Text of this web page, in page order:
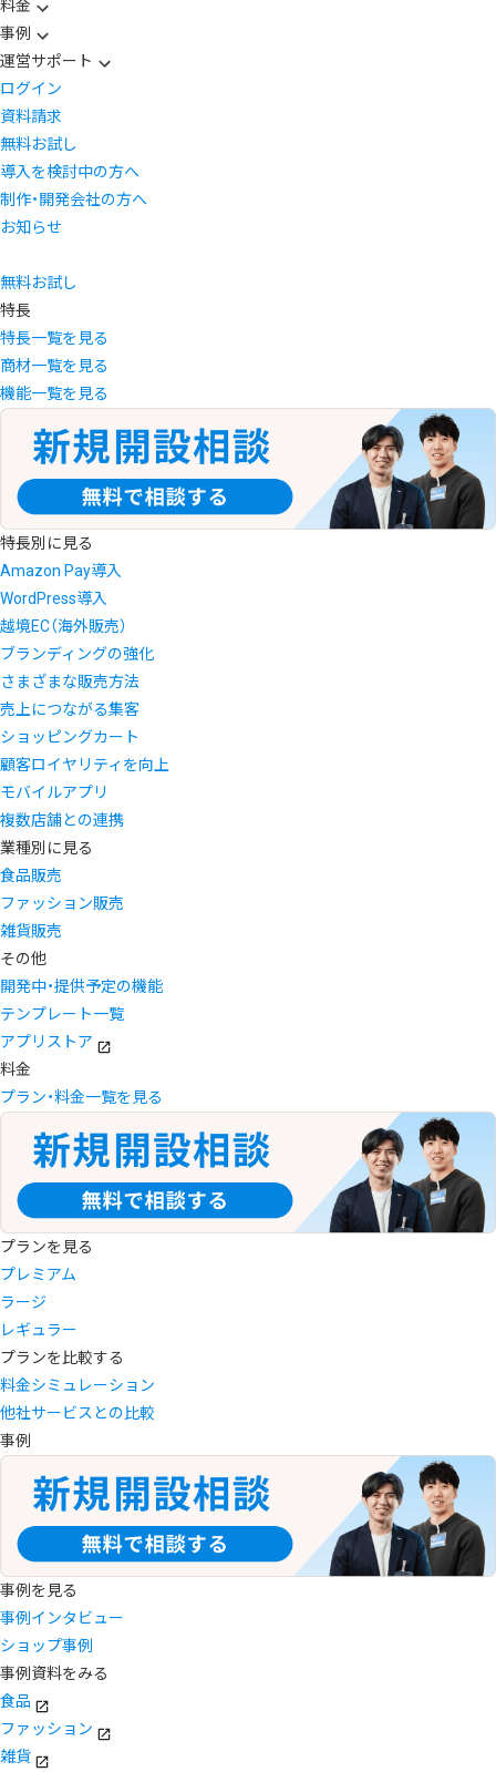
料金
事例
運営サポート
ログイン
資料請求
無料お試し
導入を検討中の方へ
制作・開発会社の方へ
お知らせ
無料お試し
特長
特長一覧を見る
商材一覧を見る
機能一覧を見る
特長別に見る
Amazon Pay導入
WordPress導入
越境EC（海外販売）
ブランディングの強化
さまざまな販売方法
売上につながる集客
ショッピングカート
顧客ロイヤリティを向上
モバイルアプリ
複数店舗との連携
業種別に見る
食品販売
ファッション販売
雑貨販売
その他
開発中・提供予定の機能
テンプレート一覧
アプリストア
料金
プラン・料金一覧を見る
プランを見る
プレミアム
ラージ
レギュラー
プランを比較する
料金シミュレーション
他社サービスとの比較
事例
事例を見る
事例インタビュー
ショップ事例
事例資料をみる
食品
ファッション
雑貨